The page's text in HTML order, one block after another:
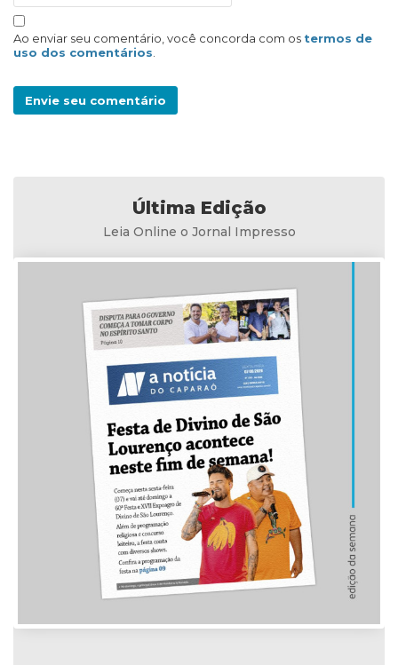
Ao enviar seu comentário, você concorda com os termos de
uso dos comentários
Envie seu comentário
Última Edição
Leia Online o Jornal Impresso